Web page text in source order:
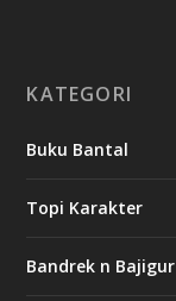
KATEGORI
Buku Bantal
Topi Karakter
Bandrek n Bajigur